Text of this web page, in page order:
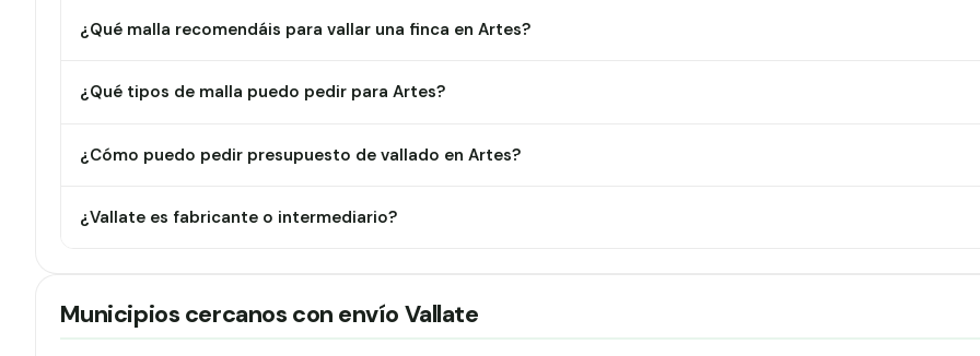
¿Qué malla recomendáis para vallar una finca en Artes?
¿Qué tipos de malla puedo pedir para Artes?
¿Cómo puedo pedir presupuesto de vallado en Artes?
¿Vallate es fabricante o intermediario?
Municipios cercanos con envío Vallate